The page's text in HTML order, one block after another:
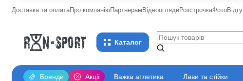
Доставка та оплатаПро компаніюПартнерамВідеооглядиРозстрочкаФото
Каталог
Акції
Бренди Важка атлетика Лави та стійки